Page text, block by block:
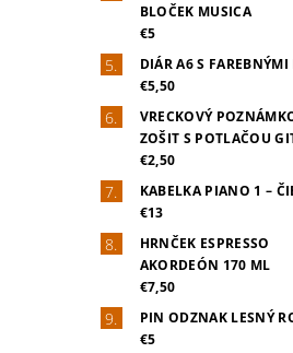
BLOČEK MUSICA
€5
DIÁR A6 S
€5,50
VRECKOVÝ
ZOŠIT S POTLAČOU
€2,50
KABELKA PIANO 1 –
€13
HRNČEK ESPRESSO
AKORDEÓN 170 ML
€7,50
PIN ODZNAK LESNÝ
€5